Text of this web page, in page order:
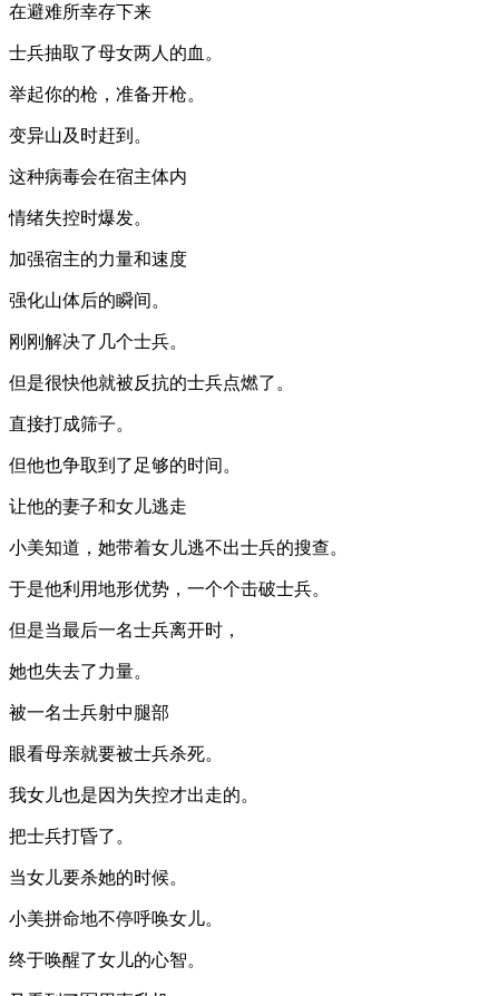
在避难所幸存下来
士兵抽取了母女两人的血。
举起你的枪，准备开枪。
变异山及时赶到。
这种病毒会在宿主体内
情绪失控时爆发。
加强宿主的力量和速度
强化山体后的瞬间。
刚刚解决了几个士兵。
但是很快他就被反抗的士兵点燃了。
直接打成筛子。
但他也争取到了足够的时间。
让他的妻子和女儿逃走
小美知道，她带着女儿逃不出士兵的搜查。
于是他利用地形优势，一个个击破士兵。
但是当最后一名士兵离开时，
她也失去了力量。
被一名士兵射中腿部
眼看母亲就要被士兵杀死。
我女儿也是因为失控才出走的。
把士兵打昏了。
当女儿要杀她的时候。
小美拼命地不停呼唤女儿。
终于唤醒了女儿的心智。